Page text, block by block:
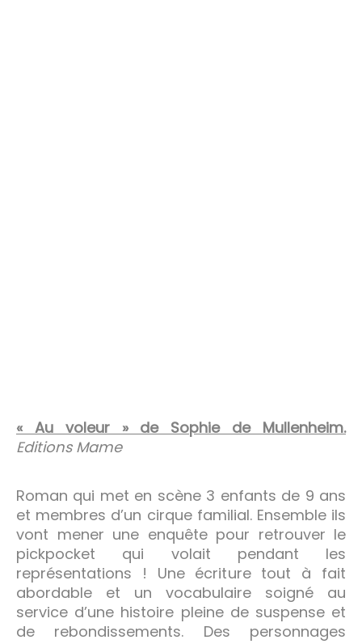
« Au voleur » de Sophie de Mullenheim.
Editions Mame
Roman qui met en scène 3 enfants de 9 ans
et membres d’un cirque familial. Ensemble ils
vont mener une enquête pour retrouver le
pickpocket qui volait pendant les
représentations ! Une écriture tout à fait
abordable et un vocabulaire soigné au
service d’une histoire pleine de suspense et
de rebondissements. Des personnages